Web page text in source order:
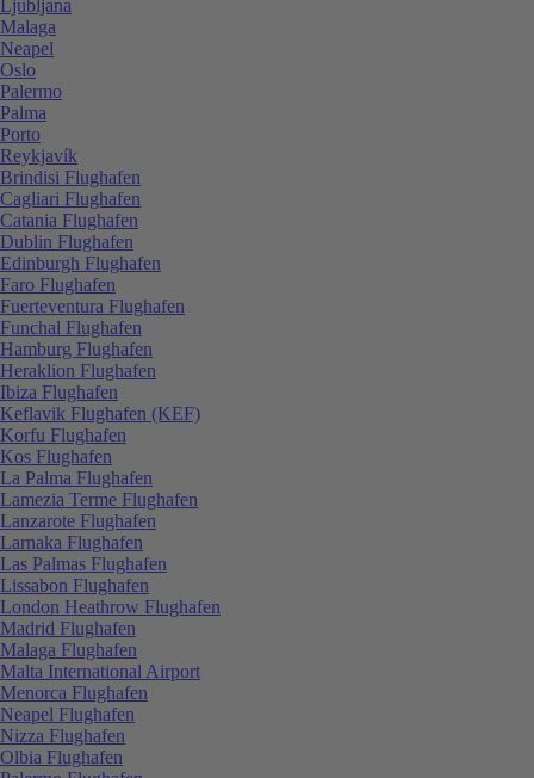
Ljubljana
Malaga
Neapel
Oslo
Palermo
Palma
Porto
Reykjavík
Brindisi Flughafen
Cagliari Flughafen
Catania Flughafen
Dublin Flughafen
Edinburgh Flughafen
Faro Flughafen
Fuerteventura Flughafen
Funchal Flughafen
Hamburg Flughafen
Heraklion Flughafen
Ibiza Flughafen
Keflavik Flughafen (KEF)
Korfu Flughafen
Kos Flughafen
La Palma Flughafen
Lamezia Terme Flughafen
Lanzarote Flughafen
Larnaka Flughafen
Las Palmas Flughafen
Lissabon Flughafen
London Heathrow Flughafen
Madrid Flughafen
Malaga Flughafen
Malta International Airport
Menorca Flughafen
Neapel Flughafen
Nizza Flughafen
Olbia Flughafen